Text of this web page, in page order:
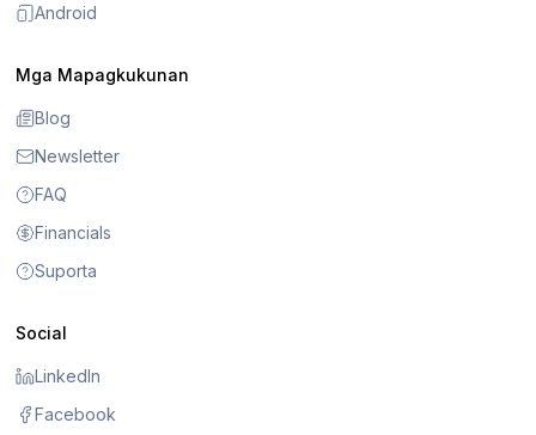
Android
Mga Mapagkukunan
Blog
Newsletter
FAQ
Financials
Suporta
Social
LinkedIn
Facebook